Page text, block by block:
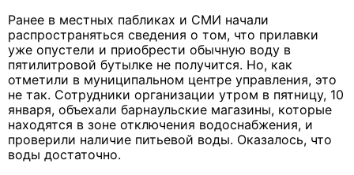
Ранее в местных пабликах и СМИ начали
распространяться сведения о том, что прилавки
уже опустели и приобрести обычную воду в
пятилитровой бутылке не получится. Но, как
отметили в муниципальном центре управления, это
не так. Сотрудники организации утром в пятницу, 10
января, объехали барнаульские магазины, которые
находятся в зоне отключения водоснабжения, и
проверили наличие питьевой воды. Оказалось, что
воды достаточно.